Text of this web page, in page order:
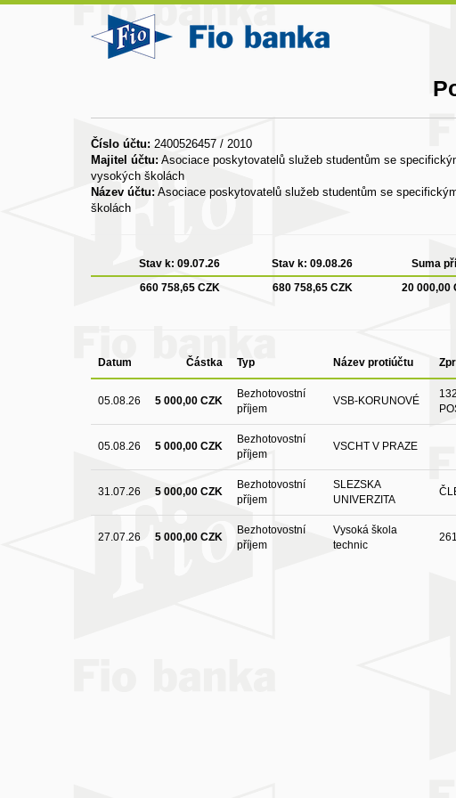
Číslo účtu: 2400526457 / 2010
Majitel účtu: Asociace poskytovatelů služeb studentům se
vysokých školách
Název účtu: Asociace poskytovatelů služeb studentům se
školách
Stav k: 09.07.26 Stav k: 09.08.26 Suma
660 758,65 CZK
680 758,65 CZK 20 000,00
Datum Částka Typ Název protiúčtu
05.08.26 5 000,00 CZK
Bezhotovostní
příjem
VSB-KORUNOVÉ
05.08.26 5 000,00 CZK
Bezhotovostní
příjem
VSCHT V PRAZE
31.07.26 5 000,00 CZK
Bezhotovostní
příjem
SLEZSKA
UNIVERZITA
27.07.26 5 000,00 CZK
Bezhotovostní
příjem
Vysoká škola
technic